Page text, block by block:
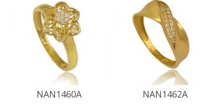
NAN1460A NAN1462A